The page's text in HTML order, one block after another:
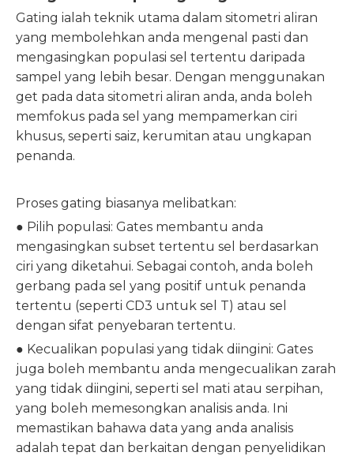
Gating ialah teknik utama dalam sitometri aliran
yang membolehkan anda mengenal pasti dan
mengasingkan populasi sel tertentu daripada
sampel yang lebih besar. Dengan menggunakan
get pada data sitometri aliran anda, anda boleh
memfokus pada sel yang mempamerkan ciri
khusus, seperti saiz, kerumitan atau ungkapan
penanda.
Proses gating biasanya melibatkan:
● Pilih populasi: Gates membantu anda
mengasingkan subset tertentu sel berdasarkan
ciri yang diketahui. Sebagai contoh, anda boleh
gerbang pada sel yang positif untuk penanda
tertentu (seperti CD3 untuk sel T) atau sel
dengan sifat penyebaran tertentu.
● Kecualikan populasi yang tidak diingini: Gates
juga boleh membantu anda mengecualikan zarah
yang tidak diingini, seperti sel mati atau serpihan,
yang boleh memesongkan analisis anda. Ini
memastikan bahawa data yang anda analisis
adalah tepat dan berkaitan dengan penyelidikan